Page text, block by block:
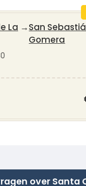
La →San
Gomera
over Santa